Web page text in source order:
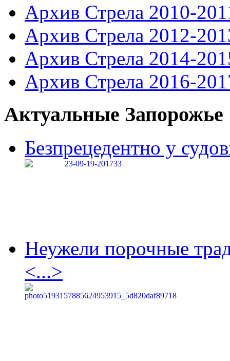
Архив Стрела 2010-
Архив Стрела 2012-
Архив Стрела 2014-
Архив Стрела 2016-
Актуальные Запорожье
Безпрецедентно у
Неужели порочные
<...>